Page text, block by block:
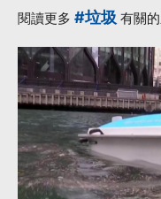
閱讀更多 #垃圾 有關